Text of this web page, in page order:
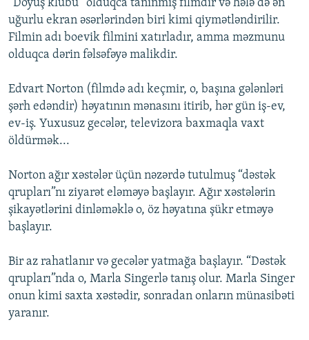
“Döyüş klubu” olduqca tanınmış filmdir və hələ də ən
uğurlu ekran əsərlərindən biri kimi qiymətləndirilir.
Filmin adı boevik filmini xatırladır, amma məzmunu
olduqca dərin fəlsəfəyə malikdir.
Edvart Norton (filmdə adı keçmir, o, başına gələnləri
şərh edəndir) həyatının mənasını itirib, hər gün iş-ev,
ev-iş. Yuxusuz gecələr, televizora baxmaqla vaxt
öldürmək...
Norton ağır xəstələr üçün nəzərdə tutulmuş “dəstək
qrupları”nı ziyarət eləməyə başlayır. Ağır xəstələrin
şikayətlərini dinləməklə o, öz həyatına şükr etməyə
başlayır.
Bir az rahatlanır və gecələr yatmağa başlayır. “Dəstək
qrupları”nda o, Marla Singerlə tanış olur. Marla Singer
onun kimi saxta xəstədir, sonradan onların münasibəti
yaranır.